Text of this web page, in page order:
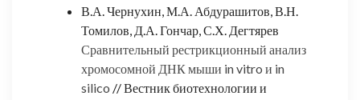
В.А. Чернухин, М.А. Абдурашитов, В.Н.
Томилов, Д.А. Гончар, С.Х. Дегтярев
Сравнительный рестрикционный анализ
хромосомной ДНК мыши in vitro и in
silico // Вестник биотехнологии и